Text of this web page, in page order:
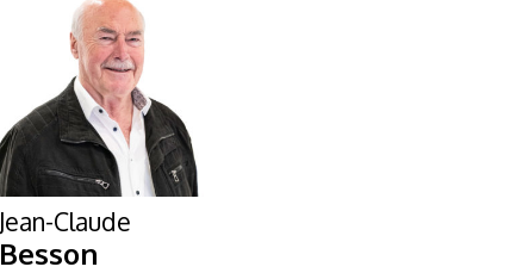
Jean-Claude
Besson